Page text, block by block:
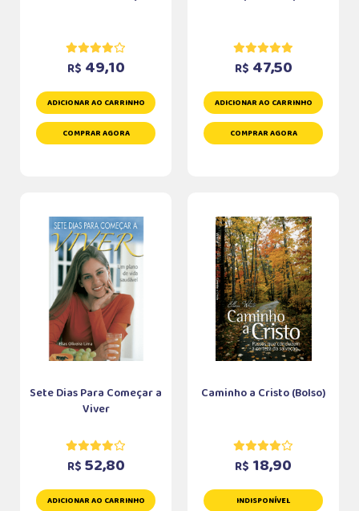
R$ 49,10
ADICIONAR AO CARRINHO
COMPRAR AGORA
R$ 47,50
ADICIONAR AO CARRINHO
COMPRAR AGORA
Sete Dias Para Começar a
Viver
R$ 52,80
ADICIONAR AO CARRINHO
Caminho a Cristo (Bolso)
R$ 18,90
INDISPONÍVEL